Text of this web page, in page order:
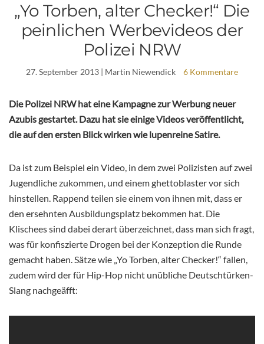
„Yo Torben, alter Checker!“ Die
peinlichen Werbevideos der
Polizei NRW
27. September 2013 | Martin Niewendick 6 Kommentare
Die Polizei NRW hat eine Kampagne zur Werbung neuer
Azubis gestartet. Dazu hat sie einige Videos veröffentlicht,
die auf den ersten Blick wirken wie lupenreine Satire.
Da ist zum Beispiel ein Video, in dem zwei Polizisten auf zwei
Jugendliche zukommen, und einem ghettoblaster vor sich
hinstellen. Rappend teilen sie einem von ihnen mit, dass er
den ersehnten Ausbildungsplatz bekommen hat. Die
Klischees sind dabei derart überzeichnet, dass man sich fragt,
was für konfiszierte Drogen bei der Konzeption die Runde
gemacht haben. Sätze wie „Yo Torben, alter Checker!“ fallen,
zudem wird der für Hip-Hop nicht unübliche Deutschtürken-
Slang nachgeäfft: